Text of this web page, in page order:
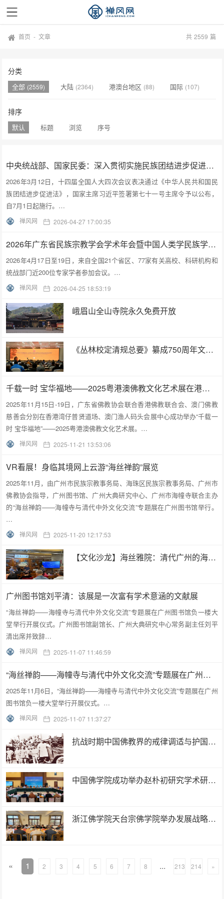
首页 -文章 共 2559 篇
分类
全部 (2559) 大陆 (2364) 港澳台地区 (88) 国际 (107)
排序
默认 标题 浏览 序号
中央统战部、国家民委：深入贯彻实施民族团结进步促进法 进一步增强中华民族凝聚力向心力
2026年3月12日，十四届全国人大四次会议表决通过《中华人民共和国民
族团结进步促进法》，国家主席习近平签署第七十一号主席令予以公布，
自7月1日起施行。…
禅风网 2026-04-27 17:00:35
2026年广东省民族宗教学会学术年会暨中国人类学民族学研究会城市民族工作研究专业委员会更名会议在深圳召开
2026年4月17日至19日，来自全国21个省区、77家有关高校、科研机构和
统战部门近200位专家学者参加会议。…
禅风网 2026-04-25 18:53:19
峨眉山全山寺院永久免费开放
《丛林校定清规总要》纂成750周年文化交流活动在浙江金华举行
千载一时 宝华福地——2025粤港澳佛教文化艺术展在港澳成功举办
2025年11月15日-19日，广东省佛教协会联合香港佛教联合会、澳门佛教
慈善会分别在香港湾仔普贤道场、澳门渔人码头会展中心成功举办“千载一
时 宝华福地”——2025粤港澳佛教文化艺术展。…
禅风网 2025-11-21 13:53:06
VR看展！身临其境网上云游“海丝禅韵”展览
2025年11月，由广州市民族宗教事务局、海珠区民族宗教事务局、广州市
佛教协会指导，广州图书馆、广州大典研究中心、广州市海幢寺联合主办
的“海丝禅韵——海幢寺与清代中外文化交流”专题展在广州图书馆举行。
…
禅风网 2025-11-20 12:17:53
【文化沙龙】海丝雅院：清代广州的海幢寺及外销画
广州图书馆刘平清：该展是一次富有学术意涵的文献展
“海丝禅韵——海幢寺与清代中外文化交流”专题展在广州图书馆负一楼大
堂举行开展仪式。广州图书馆副馆长、广州大典研究中心常务副主任刘平
清出席并致辞…
禅风网 2025-11-07 11:46:59
“海丝禅韵——海幢寺与清代中外文化交流”专题展在广州图书馆开幕
2025年11月6日，“海丝禅韵——海幢寺与清代中外文化交流”专题展在广州
图书馆负一楼大堂举行开展仪式。…
禅风网 2025-11-07 11:37:27
抗战时期中国佛教界的戒律调适与护国实践
中国佛学院成功举办赵朴初研究学术研讨会
浙江佛学院天台宗佛学院举办发展战略研讨会暨学术交流周活动
« 1 2 3 4 5 6 7 8 ... 213 214 »